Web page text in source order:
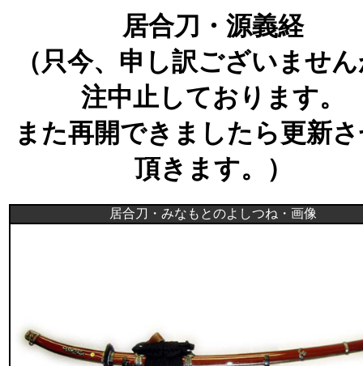
居合刀・源義経
（只今、申し訳ございませ
注中止しております。
また再開できましたら更新
頂きます。）
居合刀・みなもとのよしつね・画像